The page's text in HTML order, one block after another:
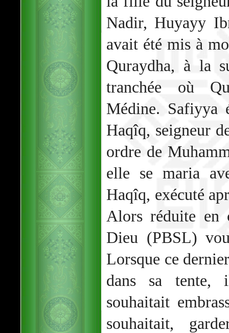
Nadir, Huyayy
avait été mis à
Quraydha, à la
tranchée où
Médine. Safiyya
Haqîq, seigneur
ordre de
elle se maria
Haqîq, exécuté
Alors réduite en
Dieu (PBSL)
Lorsque ce
dans sa
souhaitait
souhaitait,